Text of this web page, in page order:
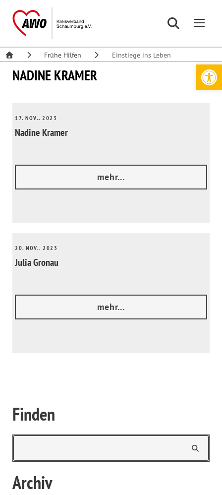
Frühe Hilfen Einstiege ins Leben
NADINE KRAMER
17. NOV.. 2023
Nadine Kramer
mehr...
20. NOV.. 2023
Julia Gronau
mehr...
Finden
Archiv
Werkzeugleiste öffnen